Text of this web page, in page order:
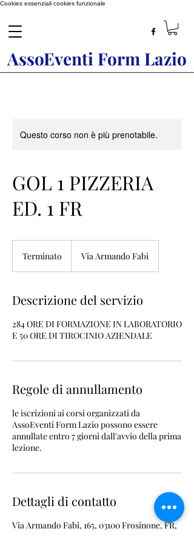
Cookies essenziali cookies funzionale
AssoEventi Form Lazio
Questo corso non è più prenotabile.
GOL 1 PIZZERIA
ED. 1 FR
Terminato
i
a
t
Via Armando Fabi
Descrizione del servizio
284 ORE DI FORMAZIONE IN LABORATORIO
E 50 ORE DI TIROCINIO AZIENDALE
Regole di annullamento
le iscrizioni ai corsi organizzati da
AssoEventi Form Lazio possono essere
annullate entro 7 giorni dall'avvio della prima
lezione.
Dettagli di contatto
Via Armando Fabi, 165, 03100 Frosinone, FR,